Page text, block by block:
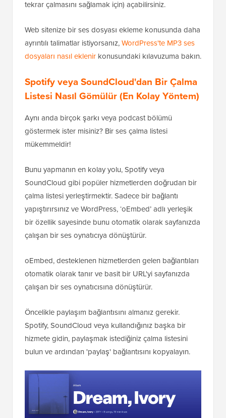
tekrar çalmasını sağlamak için) açabilirsiniz.
Web sitenize bir ses dosyası ekleme konusunda daha
ayrıntılı talimatlar istiyorsanız,WordPress'te MP3 ses
dosyaları nasıl eklenir konusundaki kılavuzuma bakın.
Spotify veya SoundCloud'dan Bir Çalma
Listesi Nasıl Gömülür (En Kolay Yöntem)
Aynı anda birçok şarkı veya podcast bölümü
göstermek ister misiniz? Bir ses çalma listesi
mükemmeldir!
Bunu yapmanın en kolay yolu, Spotify veya
SoundCloud gibi popüler hizmetlerden doğrudan bir
çalma listesi yerleştirmektir. Sadece bir bağlantı
yapıştırırsınız ve WordPress, ‘oEmbed’ adlı yerleşik
bir özellik sayesinde bunu otomatik olarak sayfanızda
çalışan bir ses oynatıcıya dönüştürür.
oEmbed, desteklenen hizmetlerden gelen bağlantıları
otomatik olarak tanır ve basit bir URL'yi sayfanızda
çalışan bir ses oynatıcısına dönüştürür.
Öncelikle paylaşım bağlantısını almanız gerekir.
Spotify, SoundCloud veya kullandığınız başka bir
hizmete gidin, paylaşmak istediğiniz çalma listesini
bulun ve ardından 'paylaş' bağlantısını kopyalayın.